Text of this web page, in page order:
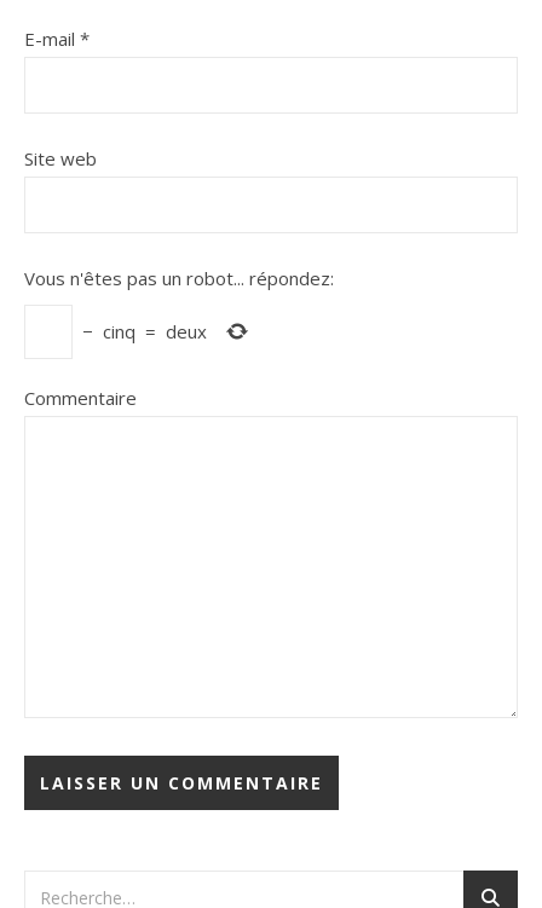
E-mail *
Site web
Vous n'êtes pas un robot... répondez:
− cinq = deux
Commentaire